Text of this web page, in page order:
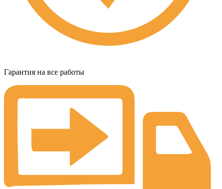
Гарантия на все работы